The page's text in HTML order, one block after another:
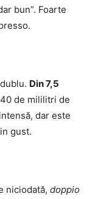
bun”. Foarte
Din 7,5
de mililitri de
dar este
gust.
niciodată, doppio